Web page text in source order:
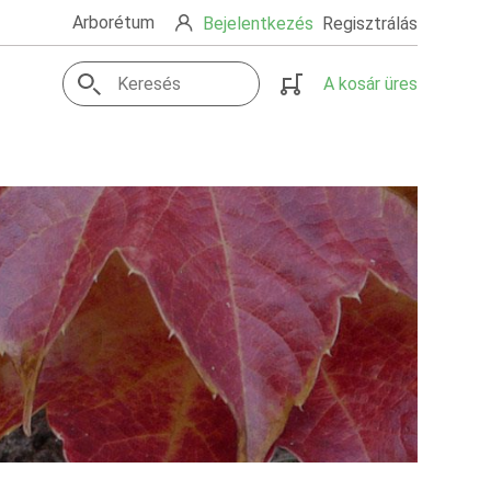
Arborétum Bejelentkezés Regisztrálás
A kosár üres